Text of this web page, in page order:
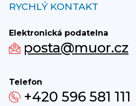
RYCHLÝ KONTAKT
Elektronická podatelna
posta@muor.cz
Telefon
+420 596 581 111